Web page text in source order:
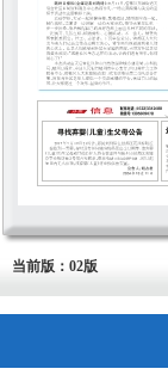
当前版：02版